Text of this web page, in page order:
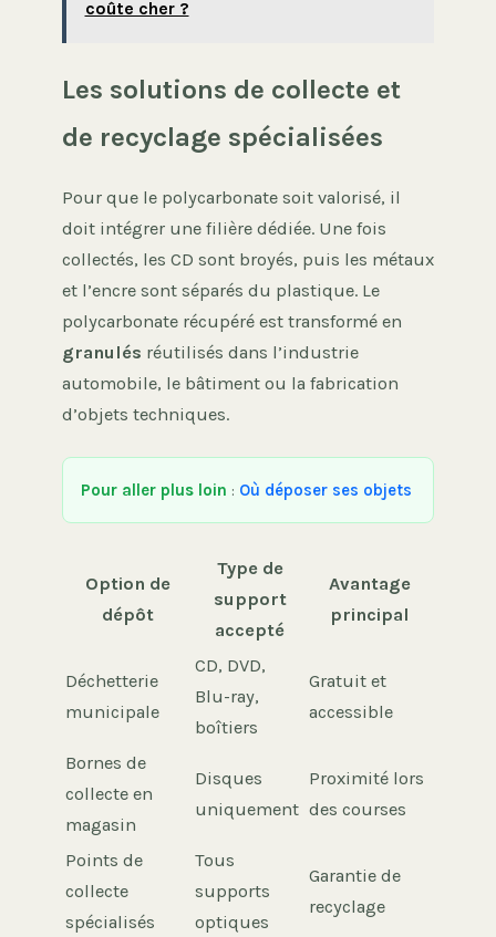
coûte cher ?
Les solutions de collecte et
de recyclage spécialisées
Pour que le polycarbonate soit valorisé, il
doit intégrer une filière dédiée. Une fois
collectés, les CD sont broyés, puis les métaux
et l’encre sont séparés du plastique. Le
polycarbonate récupéré est transformé en
granulés réutilisés dans l’industrie
automobile, le bâtiment ou la fabrication
d’objets techniques.
Pour aller plus loin : Où déposer ses objets
Option de
dépôt
Type de
support
accepté
Avantage
principal
Déchetterie
municipale
CD, DVD,
Blu-ray,
boîtiers
Gratuit et
accessible
Bornes de
collecte en
magasin
Disques
uniquement
Proximité lors
des courses
Points de
collecte
spécialisés
Tous
supports
optiques
Garantie de
recyclage